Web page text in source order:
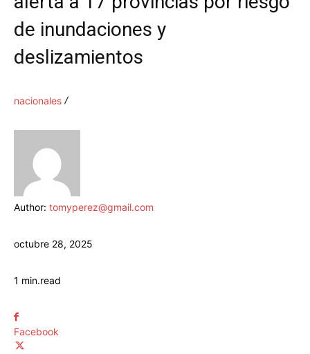
de inundaciones y
deslizamientos
nacionales
Author: tomyperez@gmail.com
octubre 28, 2025
1 min.read
Facebook